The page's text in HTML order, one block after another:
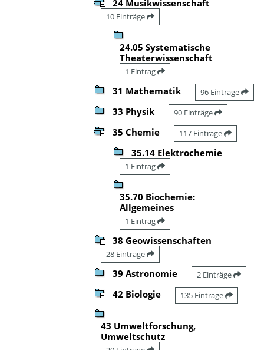
24 Musikwissenschaft
10 Einträge
24.05 Systematische
Theaterwissenschaft
1 Eintrag
31 Mathematik 96 Einträge
33 Physik 90 Einträge
35 Chemie 117 Einträge
35.14 Elektrochemie
1 Eintrag
35.70 Biochemie:
Allgemeines
1 Eintrag
38 Geowissenschaften
28 Einträge
39 Astronomie 2 Einträge
42 Biologie 135 Einträge
43 Umweltforschung,
Umweltschutz